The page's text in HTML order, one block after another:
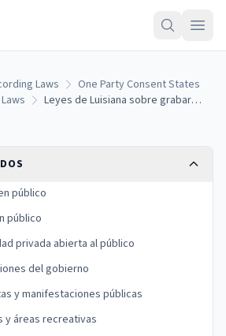
Laws
One Party Consent States
Leyes de Luisiana sobre grabar en público: derechos, límites y excepciones
público
público
privada abierta al público
del gobierno
y manifestaciones públicas
y áreas recreativas